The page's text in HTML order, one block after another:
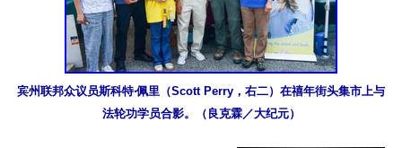
宾州联邦众议员斯科特‧佩里（Scott Perry，右二）在禧年街头集市上与
法轮功学员合影。（良克霖／大纪元）